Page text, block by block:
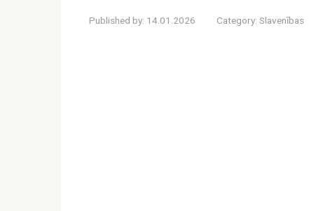
Published by: 14.01.2026 Category: Slavenības